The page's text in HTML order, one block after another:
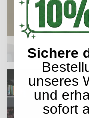
Sichere
unseres
und
sofort